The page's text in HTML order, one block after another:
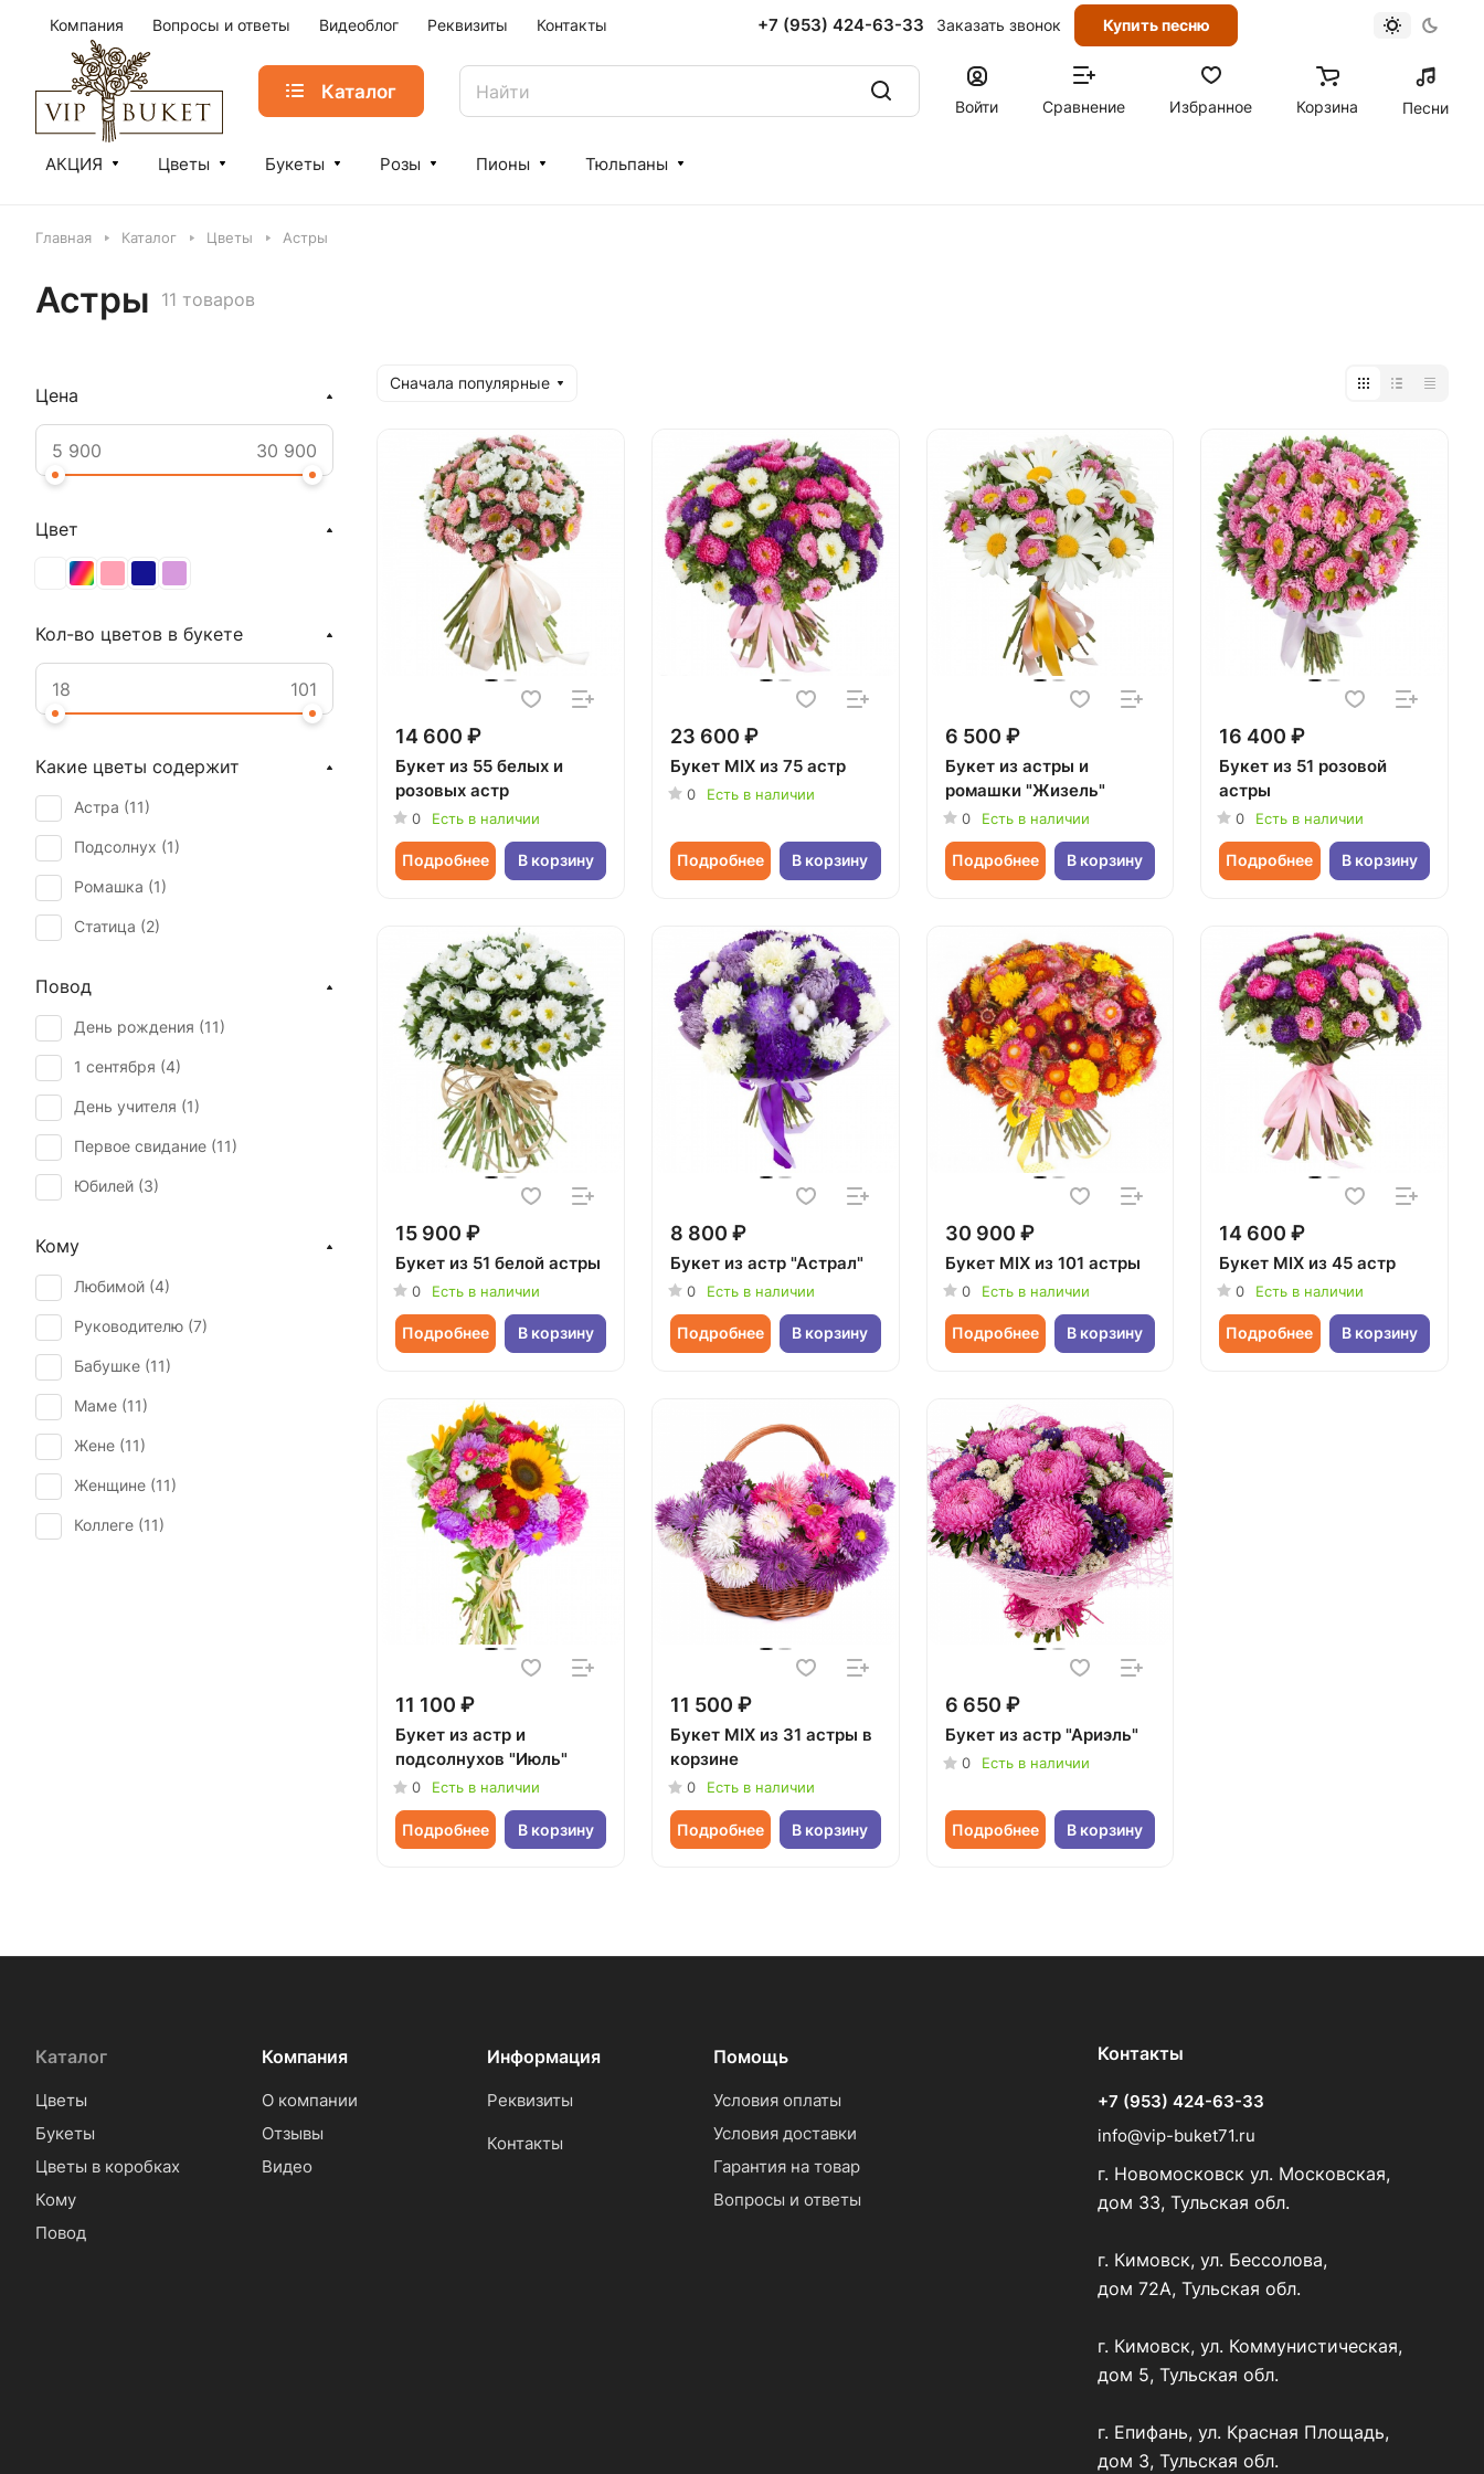
Компания Вопросы и ответы Видеоблог Реквизиты Контакты +7 (953) 424-63-33 Заказать звонок Купить песню
Каталог
Войти Сравнение Избранное Корзина Песни
АКЦИЯ Цветы Букеты Розы Пионы Тюльпаны
Главная Каталог Цветы Астры
Астры 11 товаров
Сначала популярные
14 600 ₽
Букет из 55 белых и
розовых астр
0 Есть в наличии
Подробнее В корзину
23 600 ₽
Букет MIX из 75 астр
0 Есть в наличии
Подробнее В корзину
6 500 ₽
Букет из астры и
ромашки "Жизель"
0 Есть в наличии
Подробнее В корзину
16 400 ₽
Букет из 51 розовой
астры
0 Есть в наличии
Подробнее В корзину
15 900 ₽
Букет из 51 белой астры
0 Есть в наличии
Подробнее В корзину
8 800 ₽
Букет из астр "Астрал"
0 Есть в наличии
Подробнее В корзину
30 900 ₽
Букет MIX из 101 астры
0 Есть в наличии
Подробнее В корзину
14 600 ₽
Букет MIX из 45 астр
0 Есть в наличии
Подробнее В корзину
11 100 ₽
Букет из астр и
подсолнухов "Июль"
0 Есть в наличии
Подробнее В корзину
11 500 ₽
Букет MIX из 31 астры в
корзине
0 Есть в наличии
Подробнее В корзину
6 650 ₽
Букет из астр "Ариэль"
0 Есть в наличии
Подробнее В корзину
Цена
Цвет
Кол-во цветов в букете
Какие цветы содержит
Астра (11)
Подсолнух (1)
Ромашка (1)
Статица (2)
Повод
День рождения (11)
1 сентября (4)
День учителя (1)
Первое свидание (11)
Юбилей (3)
Кому
Любимой (4)
Руководителю (7)
Бабушке (11)
Маме (11)
Жене (11)
Женщине (11)
Коллеге (11)
Каталог
Цветы
Букеты
Цветы в коробках
Кому
Повод
Компания
О компании
Отзывы
Видео
Информация
Реквизиты
Контакты
Помощь
Условия оплаты
Условия доставки
Гарантия на товар
Вопросы и ответы
Контакты
+7 (953) 424-63-33
info@vip-buket71.ru
г. Новомосковск ул. Московская,
дом 33, Тульская обл.
г. Кимовск, ул. Бессолова,
дом 72А, Тульская обл.
г. Кимовск, ул. Коммунистическая,
дом 5, Тульская обл.
г. Епифань, ул. Красная Площадь,
дом 3, Тульская обл.